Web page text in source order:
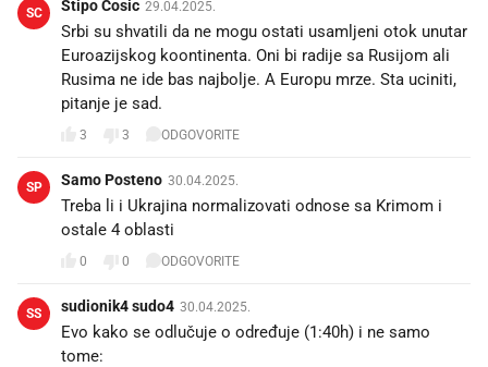
SC Stipo Cosic 29.04.2025.
Srbi su shvatili da ne mogu ostati usamljeni otok unutar
Euroazijskog koontinenta. Oni bi radije sa Rusijom ali
Rusima ne ide bas najbolje. A Europu mrze. Sta uciniti,
pitanje je sad.
3 3 ODGOVORITE
SP Samo Posteno 30.04.2025.
Treba li i Ukrajina normalizovati odnose sa Krimom i
ostale 4 oblasti
0 0 ODGOVORITE
SS sudionik4 sudo4 30.04.2025.
Evo kako se odlučuje o određuje (1:40h) i ne samo